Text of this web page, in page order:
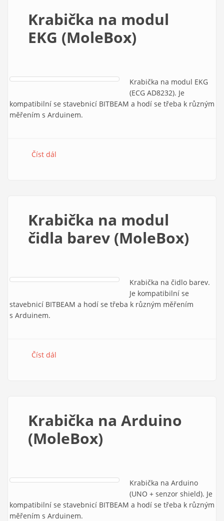
Krabička na modul
EKG (MoleBox)
Krabička na modul EKG
(ECG AD8232). Je
kompatibilní se stavebnicí BITBEAM a hodí se třeba k různým
měřením s Arduinem.
Číst dál
Krabička na modul
čidla barev (MoleBox)
Krabička na čidlo barev.
Je kompatibilní se
stavebnicí BITBEAM a hodí se třeba k různým měřením
s Arduinem.
Číst dál
Krabička na Arduino
(MoleBox)
Krabička na Arduino
(UNO + senzor shield). Je
kompatibilní se stavebnicí BITBEAM a hodí se třeba k různým
měřením s Arduinem.